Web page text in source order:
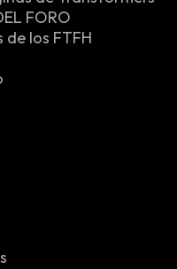
FORO
de los FTFH